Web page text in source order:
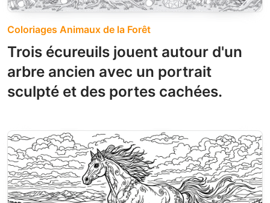
Coloriages Animaux de la Forêt
Trois écureuils jouent autour d'un
arbre ancien avec un portrait
sculpté et des portes cachées.